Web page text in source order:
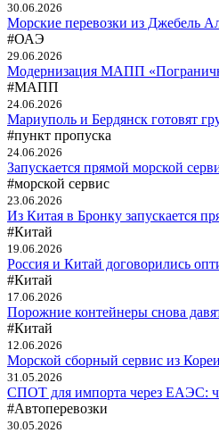
30.06.2026
Морские перевозки из Джебель
#ОАЭ
29.06.2026
Модернизация МАПП
#МАПП
24.06.2026
Мариуполь и Бердянск готовят
#пункт пропуска
24.06.2026
Запускается прямой морской
#морской сервис
23.06.2026
Из Китая в Бронку запускается
#Китай
19.06.2026
Россия и Китай договорились
#Китай
17.06.2026
Порожние контейнеры снова
#Китай
12.06.2026
Морской сборный сервис из
31.05.2026
СПОТ для импорта через ЕАЭС:
#Автоперевозки
30.05.2026